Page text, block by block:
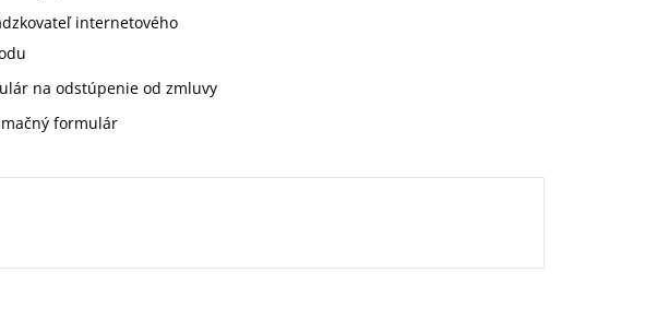
internetového
na odstúpenie od zmluvy
formulár